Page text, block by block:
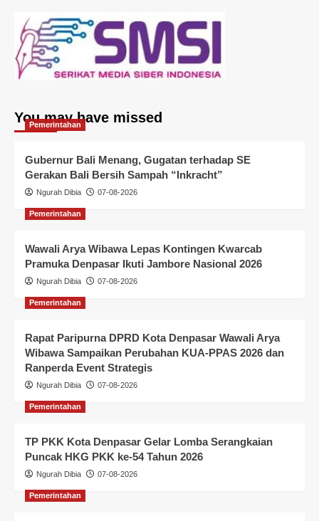
You may have missed
Pemerintahan
Gubernur Bali Menang, Gugatan terhadap SE
Gerakan Bali Bersih Sampah “Inkracht”
Ngurah Dibia 07-08-2026
Pemerintahan
Wawali Arya Wibawa Lepas Kontingen Kwarcab
Pramuka Denpasar Ikuti Jambore Nasional 2026
Ngurah Dibia 07-08-2026
Pemerintahan
Rapat Paripurna DPRD Kota Denpasar Wawali Arya
Wibawa Sampaikan Perubahan KUA-PPAS 2026 dan
Ranperda Event Strategis
Ngurah Dibia 07-08-2026
Pemerintahan
TP PKK Kota Denpasar Gelar Lomba Serangkaian
Puncak HKG PKK ke-54 Tahun 2026
Ngurah Dibia 07-08-2026
Pemerintahan